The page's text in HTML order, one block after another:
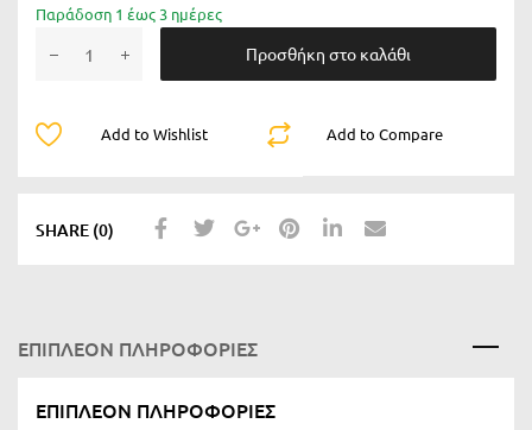
Παράδοση 1 έως 3 ημέρες
Προσθήκη στο καλάθι
Add to Compare
Add to Wishlist
SHARE (0)
ΕΠΙΠΛΈΟΝ ΠΛΗΡΟΦΟΡΊΕΣ
ΕΠΙΠΛΈΟΝ ΠΛΗΡΟΦΟΡΊΕΣ